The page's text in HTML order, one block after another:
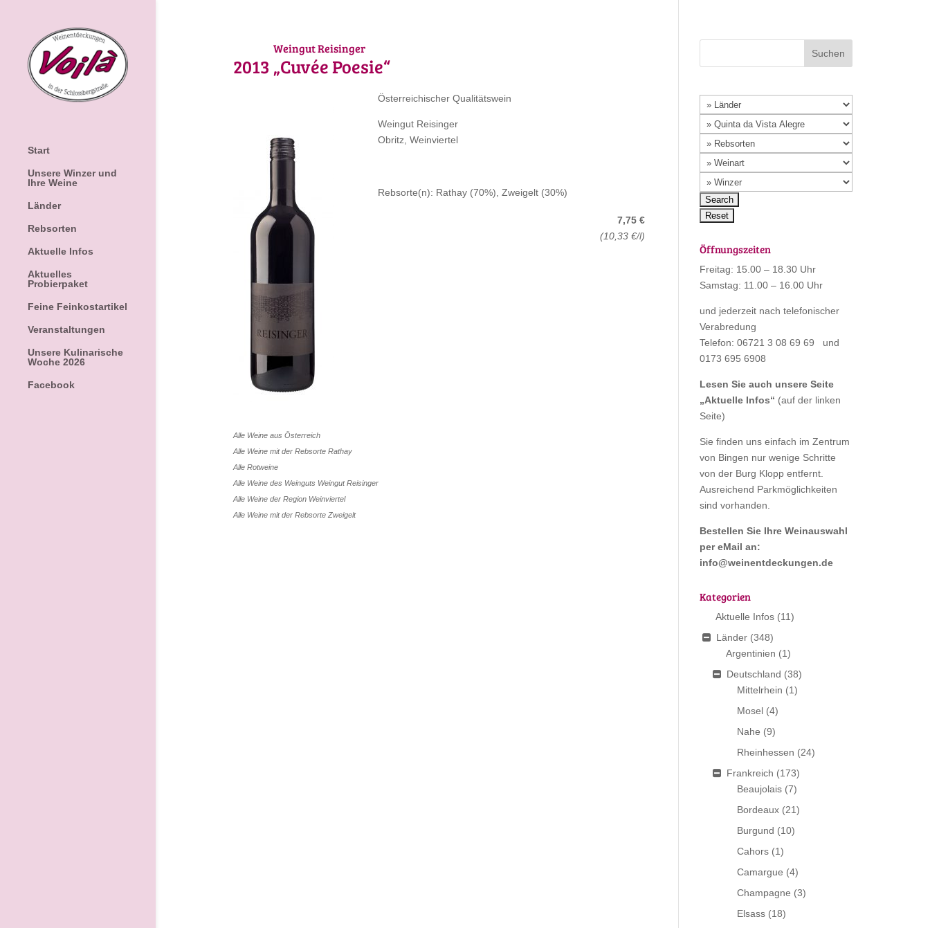
Start
Unsere Winzer und
Ihre Weine
Länder
Rebsorten
Aktuelle Infos
Aktuelles
Probierpaket
Feine Feinkostartikel
Veranstaltungen
Unsere Kulinarische
Woche 2026
Facebook
2013
Weingut Reisinger
„Cuvée Poesie“
Österreichischer Qualitätswein
Weingut Reisinger
Obritz, Weinviertel
Rebsorte(n): Rathay (70%), Zweigelt (30%)
7,75 €
(10,33 €/l)
Alle Weine aus Österreich
Alle Weine mit der Rebsorte Rathay
Alle Rotweine
Alle Weine des Weinguts Weingut Reisinger
Alle Weine der Region Weinviertel
Alle Weine mit der Rebsorte Zweigelt
Öffnungszeiten
Freitag: 15.00 – 18.30 Uhr
Samstag: 11.00 – 16.00 Uhr
und jederzeit nach telefonischer
Verabredung
Telefon: 06721 3 08 69 69 und
0173 695 6908
Lesen Sie auch unsere Seite
„Aktuelle Infos“ (auf der linken
Seite)
Sie finden uns einfach im Zentrum
von Bingen nur wenige Schritte
von der Burg Klopp entfernt.
Ausreichend Parkmöglichkeiten
sind vorhanden.
Bestellen Sie Ihre Weinauswahl
per eMail an:
info@weinentdeckungen.de
Kategorien
Aktuelle Infos (11)
Länder (348)
Argentinien (1)
Deutschland (38)
Mittelrhein (1)
Mosel (4)
Nahe (9)
Rheinhessen (24)
Frankreich (173)
Beaujolais (7)
Bordeaux (21)
Burgund (10)
Cahors (1)
Camargue (4)
Champagne (3)
Elsass (18)